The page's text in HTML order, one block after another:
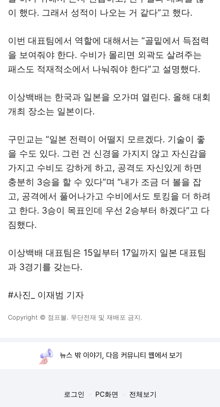
이 했다. 그래서 성적이 나오는 거 같다”고 했다.
이번 대표팀에서 역할에 대해서는 “골밑에서 득점력
을 보여줘야 한다. 수비가 몰리면 외곽도 살려주는
패스도 적재적소에서 나눠줘야 한다”고 설명했다.
이상백배는 한국과 일본을 오가며 열린다. 올해 대회
개최 장소는 일본이다.
구민교는 “일본 전력이 어떨지 모르겠다. 기술이 좋
을 수도 있다. 그런 건 신경을 가지지 않고 자신감을
가지고 수비도 강하게 하고, 공격도 자신있게 하면
충분히 3승을 할 수 있다”며 “내가 조금 더 볼을 잡
고, 공격에서 풀어나가고 수비에서도 토킹을 더 하려
고 한다. 3승이 목표인데 우선 2승부터 하겠다”고 다
짐했다.
이상백배 대표팀은 15일부터 17일까지 일본 대표팀
과 3경기를 갖는다.
#사진_ 이재범 기자
Copyright © 점프볼. 무단전재 및 재배포 금지.
뉴스 밖 이야기, 다음 커뮤니티 웹에서 보기
로그인 PC화면 전체보기